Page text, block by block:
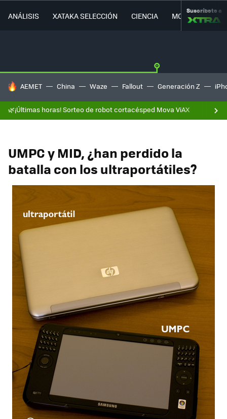
ANÁLISIS XATAKA SELECCIÓN CIENCIA MOVILIDAD
Suscríbete a
HOY SE HABLA DE
AEMET China Waze Fallout Generación Z
🌿¡Últimas horas! Sorteo de robot cortacésped Mova ViAX
UMPC y MID, ¿han perdido la
batalla con los ultraportátiles?